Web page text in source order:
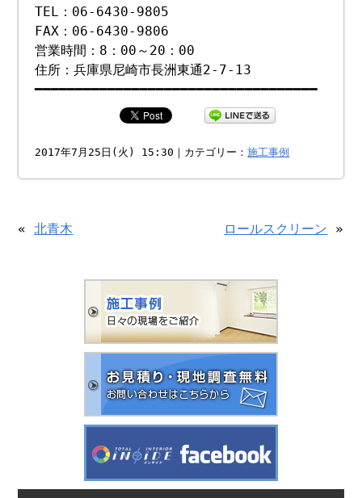
TEL：06-6430-9805
FAX：06-6430-9806
営業時間：8：00～20：00
住所：兵庫県尼崎市長洲東通2-7-13
━━━━━━━━━━━━━━━━━━━━━━━━━━━━━━━━━━━
2017年7月25日(火) 15:30｜カテゴリー：施工事例
«北青木 ロールスクリーン »